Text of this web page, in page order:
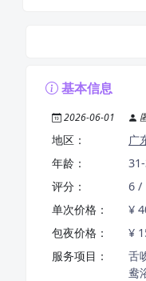
基本信息
2026-06-01
地区： 广
年龄：
评分：
6 /
单次价格：
¥
包夜价格：
¥
服务项目：
舌
鸯